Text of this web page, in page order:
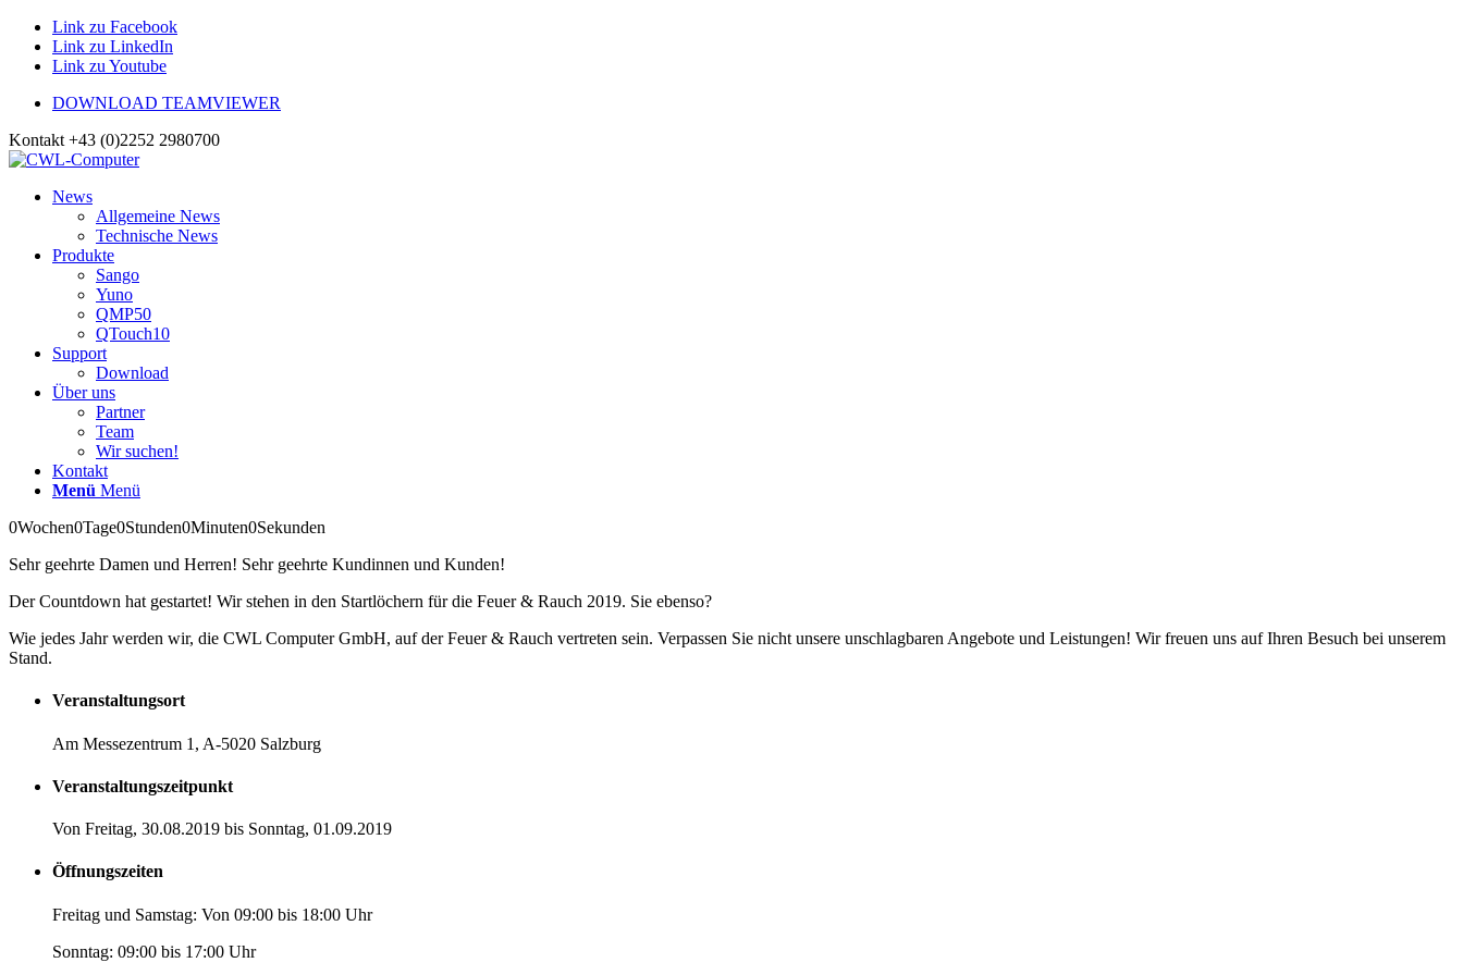
Link zu Facebook
Link zu LinkedIn
Link zu Youtube
DOWNLOAD TEAMVIEWER
Kontakt +43 (0)2252 2980700
News
Allgemeine News
Technische News
Produkte
Sango
Yuno
QMP50
QTouch10
Support
Download
Über uns
Partner
Team
Wir suchen!
Kontakt
Menü Menü
0Wochen0Tage0Stunden0Minuten0Sekunden
Sehr geehrte Damen und Herren! Sehr geehrte Kundinnen und Kunden!
Der Countdown hat gestartet! Wir stehen in den Startlöchern für die Feuer & Rauch 2019. Sie ebenso?
Wie jedes Jahr werden wir, die CWL Computer GmbH, auf der Feuer & Rauch vertreten sein. Verpassen Sie nicht unsere unschlagbaren Angebote und Leistungen! Wir freuen uns auf Ihren Besuch bei unserem
Stand.
Veranstaltungsort
Am Messezentrum 1, A-5020 Salzburg
Veranstaltungszeitpunkt
Von Freitag, 30.08.2019 bis Sonntag, 01.09.2019
Öffnungszeiten
Freitag und Samstag: Von 09:00 bis 18:00 Uhr
Sonntag: 09:00 bis 17:00 Uhr